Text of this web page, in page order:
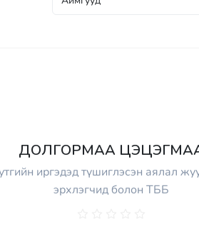
ДОЛГОРМАА
иргэдэд түшиглэсэн аялал
эрхлэгчид болон ТББ